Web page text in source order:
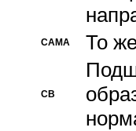
CAMA То
CB